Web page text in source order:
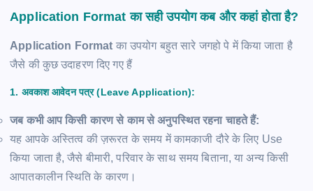
Application Format का सही उपयोग कब और कहां होता है?
Application Format का उपयोग बहुत सारे जगहो पे में किया जाता है
जैसे की कुछ उदाहरण दिए गए हैं
1. अवकाश आवेदन पत्र (Leave Application):
जब कभी आप किसी कारण से काम से अनुपस्थित रहना चाहते हैं:
यह आपके अस्तित्व की ज़रूरत के समय में कामकाजी दौरे के लिए Use
किया जाता है, जैसे बीमारी, परिवार के साथ समय बिताना, या अन्य किसी
आपातकालीन स्थिति के कारण।